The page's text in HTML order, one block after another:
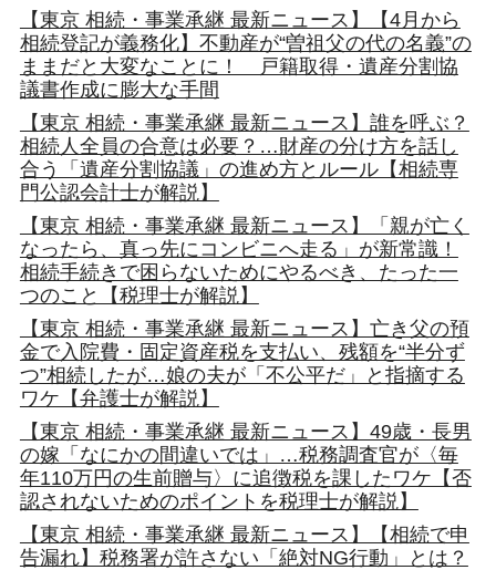
【東京 相続・事業承継 最新ニュース】【4月から
相続登記が義務化】不動産が“曽祖父の代の名義”の
ままだと大変なことに！ 戸籍取得・遺産分割協
議書作成に膨大な手間
【東京 相続・事業承継 最新ニュース】誰を呼ぶ？
相続人全員の合意は必要？…財産の分け方を話し
合う「遺産分割協議」の進め方とルール【相続専
門公認会計士が解説】
【東京 相続・事業承継 最新ニュース】「親が亡く
なったら、真っ先にコンビニへ走る」が新常識！
相続手続きで困らないためにやるべき、たった一
つのこと【税理士が解説】
【東京 相続・事業承継 最新ニュース】亡き父の預
金で入院費・固定資産税を支払い、残額を“半分ず
つ”相続したが…娘の夫が「不公平だ」と指摘する
ワケ【弁護士が解説】
【東京 相続・事業承継 最新ニュース】49歳・長男
の嫁「なにかの間違いでは」…税務調査官が〈毎
年110万円の生前贈与〉に追徴税を課したワケ【否
認されないためのポイントを税理士が解説】
【東京 相続・事業承継 最新ニュース】【相続で申
告漏れ】税務署が許さない「絶対NG行動」とは？